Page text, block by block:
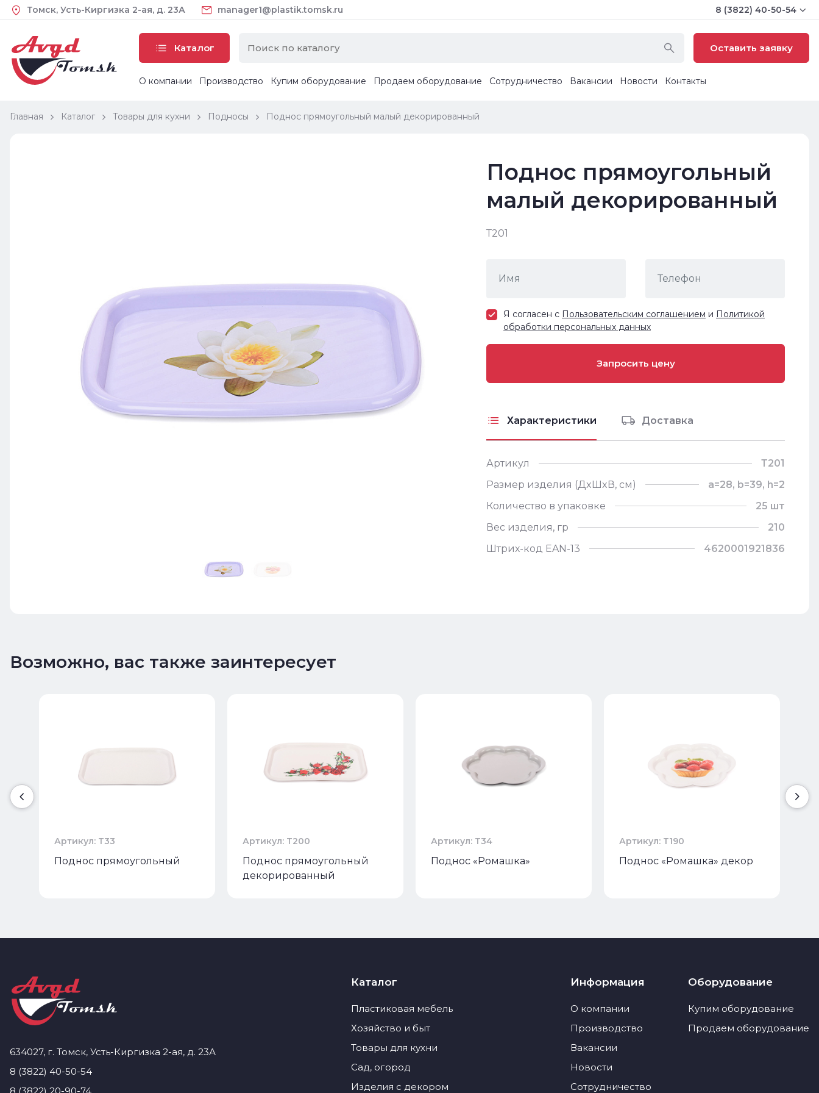
Томск, Усть-Киргизка 2-ая, д. 23А manager1@plastik.tomsk.ru 8 (3822) 40-50-54
Каталог Оставить заявку
О компании Производство Купим оборудование Продаем оборудование Сотрудничество Вакансии Новости Контакты
Главная Каталог Товары для кухни Подносы Поднос прямоугольный малый декорированный
Поднос прямоугольный
малый декорированный
Т201
Я согласен с Пользовательским соглашением и Политикой
обработки персональных данных
Характеристики Доставка
Артикул
Т201
Размер изделия (ДxШxВ, см)
a=28, b=39, h=2
Количество в упаковке
25 шт
Вес изделия, гр
210
Штрих-код EAN-13
4620001921836
Возможно, вас также заинтересует
Артикул: Т33
Поднос прямоугольный
Артикул: Т200
Поднос прямоугольный
декорированный
Артикул: Т34
Поднос «Ромашка»
Артикул: Т190
Поднос «Ромашка» декор
634027, г. Томск, Усть-Киргизка 2-ая, д. 23А
8 (3822) 40-50-54
Каталог
Пластиковая мебель
Хозяйство и быт
Товары для кухни
Сад, огород
Изделия с декором
Информация
О компании
Производство
Вакансии
Новости
Сотрудничество
Оборудование
Купим оборудование
Продаем оборудование